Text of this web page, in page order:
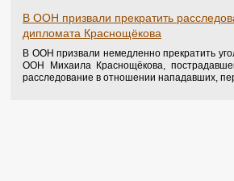
В ООН призвали прекратить
дипломата Краснощёкова
В ООН призвали немедленно прекратить
ООН Михаила Краснощёкова,
расследование в отношении нападавших,